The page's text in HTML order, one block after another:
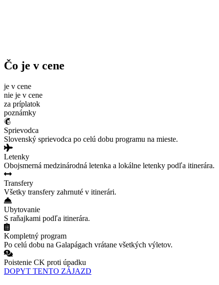
Čo je v cene
je v cene
nie je v cene
za príplatok
poznámky
Sprievodca
Slovenský sprievodca po celú dobu programu na mieste.
Letenky
Obojsmerná medzinárodná letenka a lokálne letenky podľa itinerára.
Transfery
Všetky transfery zahrnuté v itinerári.
Ubytovanie
S raňajkami podľa itinerára.
Kompletný program
Po celú dobu na Galapágach vrátane všetkých výletov.
Poistenie CK proti úpadku
DOPYT TENTO ZÁJAZD